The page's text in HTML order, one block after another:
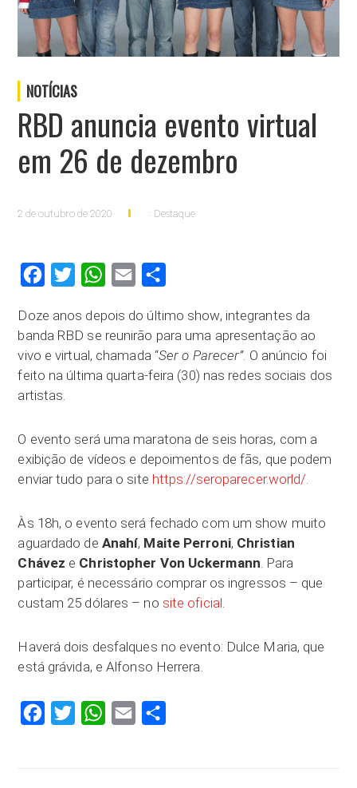
NOTÍCIAS
RBD anuncia evento virtual
em 26 de dezembro
2 de outubro de 2020 Destaque
FacebookTwitter WhatsApp
Email
Doze anos depois do último show, integrantes da
banda RBD se reunirão para uma apresentação ao
vivo e virtual, chamada “Ser o Parecer”. O anúncio foi
feito na última quarta-feira (30) nas redes sociais dos
artistas.
O evento será uma maratona de seis horas, com a
exibição de vídeos e depoimentos de fãs, que podem
enviar tudo para o site https://seroparecer.world/
Às 18h, o evento será fechado com um show muito
aguardado de Anahí, Maite Perroni, Christian
Chávez e Christopher Von Uckermann . Para
participar, é necessário comprar os ingressos – que
custam 25 dólares – no site oficial
Haverá dois desfalques no evento: Dulce Maria, que
está grávida, e Alfonso Herrera.
FacebookTwitter WhatsApp
Email